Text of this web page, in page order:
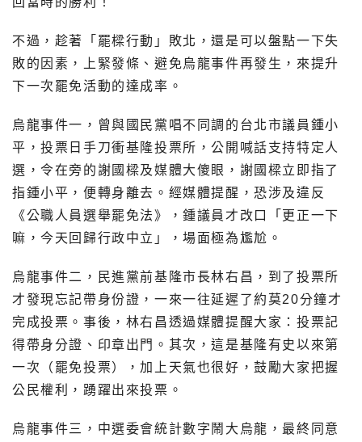
不過，趁著「罷樑行動」敗北，還是可以盤點一下失
敗的因素，上緊發條、避免烏龍事件再發生，來提升
下一次罷免活動的達成率。
烏龍事件一，曾與國民黨唱不同調的台北市議員鍾小
平，投票日手刀衝基隆投票所，公開喊話支持特定人
選，令在旁的謝國樑及媒體大傻眼，謝國樑立即指了
指鍾小平，便轉身離去。經媒體提醒，恐涉及違反
《公職人員選舉罷免法》，鍾議員才改口「更正一下
嘛，今天回歸行政中立」，場面極為尷尬。
烏龍事件二，民進黨前基隆市長林右昌，到了投票所
才發現忘記帶身份證，一來一往延遲了約莫20分鐘才
完成投票。事後，林右昌透過媒體提醒大家：投票記
得帶身分證、印章出門。其次，這是基隆有史以來第
一次（罷免投票），加上天氣也很好，鼓勵大家把握
公民權利，踴躍出來投票。
烏龍事件三，中選委會統計數字鬧大烏龍，最終同意